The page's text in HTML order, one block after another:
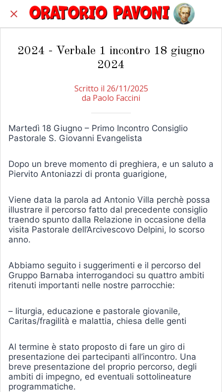
2024 - Verbale 1 incontro 18 giugno
2024
Scritto il 26/11/2025
da Paolo Faccini
Martedì 18 Giugno – Primo Incontro Consiglio
Pastorale S. Giovanni Evangelista
Dopo un breve momento di preghiera, e un saluto a
Piervito Antoniazzi di pronta guarigione,
Viene data la parola ad Antonio Villa perchè possa
illustrare il percorso fatto dal precedente consiglio
traendo spunto dalla Relazione in occasione della
visita Pastorale dell’Arcivescovo Delpini, lo scorso
anno.
Abbiamo seguito i suggerimenti e il percorso del
Gruppo Barnaba interrogandoci su quattro ambiti
ritenuti importanti nelle nostre parrocchie:
– liturgia, educazione e pastorale giovanile,
Caritas/fragilità e malattia, chiesa delle genti
Al termine è stato proposto di fare un giro di
presentazione dei partecipanti all’incontro. Una
breve presentazione del proprio percorso, degli
ambiti di impegno, ed eventuali sottolineature
programmatiche.